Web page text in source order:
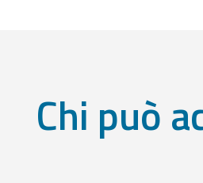
Chi può